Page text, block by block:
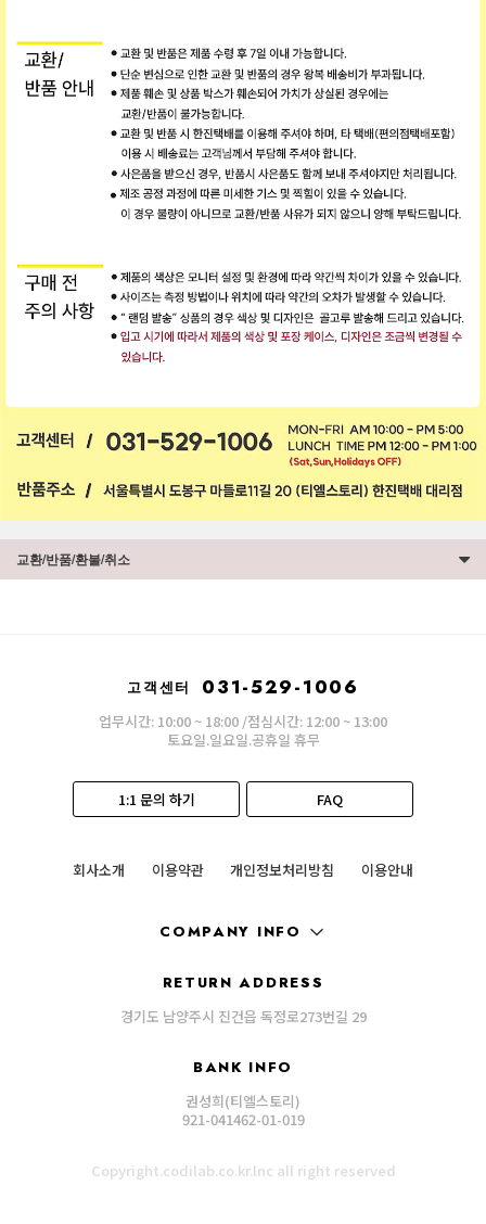
교환/반품/환불/취소
고객센터 031-529-1006
업무시간: 10:00 ~ 18:00 /점심시간: 12:00 ~ 13:00
토요일.일요일.공휴일 휴무
1:1 문의 하기 FAQ
회사소개 이용약관 개인정보처리방침 이용안내
COMPANY INFO
RETURN ADDRESS
경기도 남양주시 진건읍 독정로273번길 29
BANK INFO
권성희(티엘스토리)
921-041462-01-019
Copyright.codilab.co.kr.lnc all right reserved